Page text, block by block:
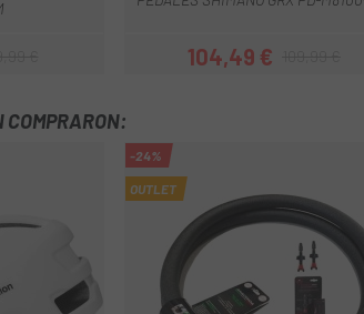
regular Precio
104,49 €Precio regular
COMPRARON:
-24%
OUTLET